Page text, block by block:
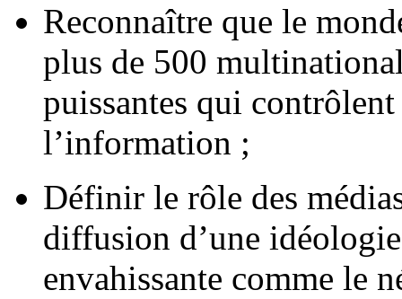
Reconnaître que le
plus de 500
puissantes qui
l’information ;
Définir le rôle des
diffusion d’une
envahissante comme le